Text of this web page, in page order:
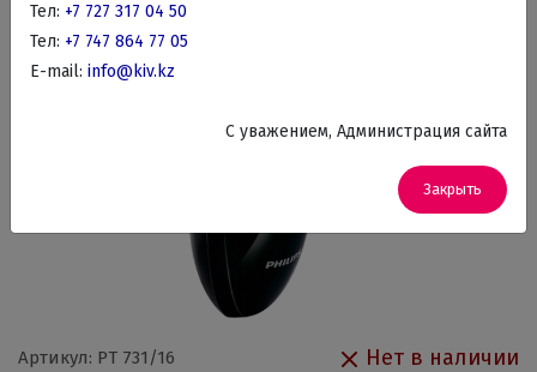
Артикул: PT 731/16 Нет в наличии
Тел: +7 727 317 04 50
Тел: +7 747 864 77 05
E-mail: info@kiv.kz
C уважением, Администрация сайта
Закрыть